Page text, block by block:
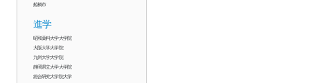
船橋市
進学
昭和薬科大学大学院
大阪大学大学院
九州大学大学院
静岡県立大学大学院
総合研究大学院大学